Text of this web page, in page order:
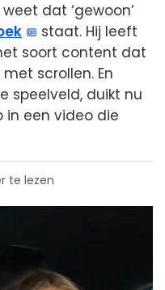
dat ‘gewoon’
staat. Hij leeft
soort content dat
scrollen. En
speelveld, duikt nu
in een video die
te lezen